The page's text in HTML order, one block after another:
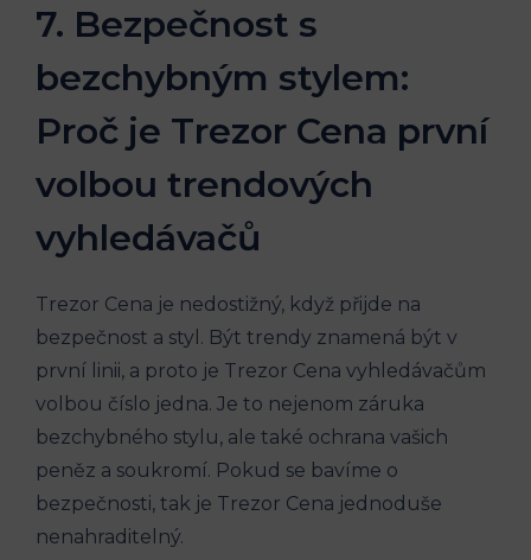
7. Bezpečnost s
bezchybným stylem:
Proč je Trezor Cena první
volbou trendových
vyhledávačů
Trezor Cena je nedostižný, když přijde na
bezpečnost a styl. Být trendy znamená být v
první linii, a proto je Trezor Cena vyhledávačům
volbou číslo jedna. Je to nejenom záruka
bezchybného stylu, ale také ochrana vašich
peněz a soukromí. Pokud se bavíme o
bezpečnosti, tak je Trezor Cena jednoduše
nenahraditelný.